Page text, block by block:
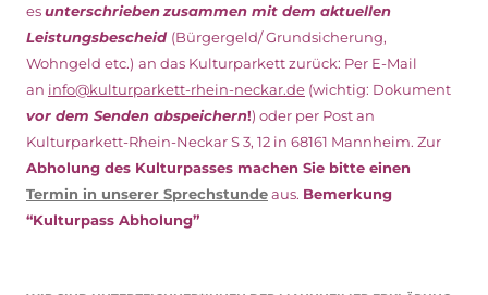
esunterschriebenzusammen mit dem aktuellen
Leistungsbescheid (Bürgergeld/ Grundsicherung,
Wohngeld etc.) an das Kulturparkett zurück: Per E-Mail
an info@kulturparkett-rhein-neckar.de (wichtig: Dokument
vor dem Senden abspeichern!) oder per Post an
Kulturparkett-Rhein-Neckar S 3, 12 in 68161 Mannheim. Zur
Abholung des Kulturpasses machen Sie bitte einen
Termin in unserer Sprechstundeaus. Bemerkung
“Kulturpass Abholung”